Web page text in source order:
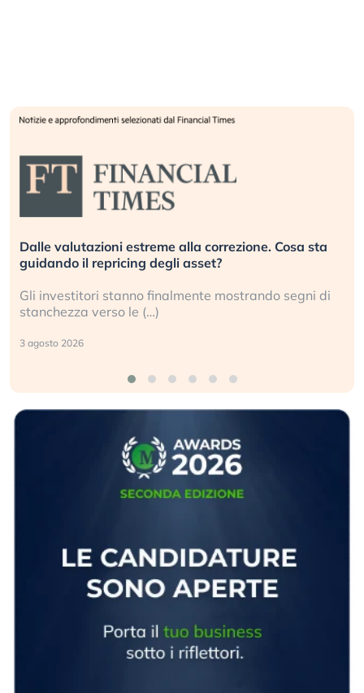
Dalle valutazioni estreme alla correzione. Cosa sta
guidando il repricing degli asset?
Gli investitori stanno finalmente mostrando segni di
stanchezza verso le (…)
3 agosto 2026